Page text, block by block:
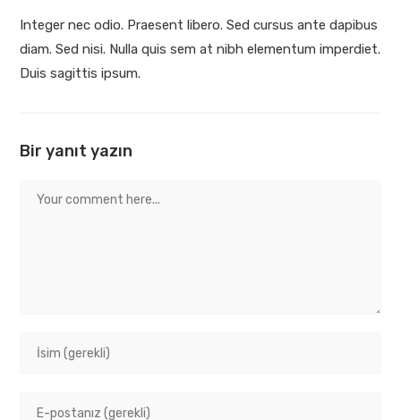
Integer nec odio. Praesent libero. Sed cursus ante dapibus
diam. Sed nisi. Nulla quis sem at nibh elementum imperdiet.
Duis sagittis ipsum.
Bir yanıt yazın